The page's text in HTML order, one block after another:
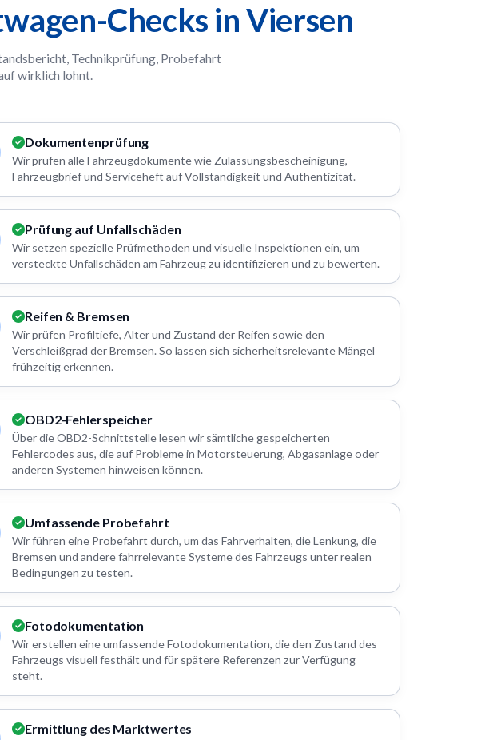
Checks in Viersen
Technikprüfung, Probefahrt
wirklich lohnt.
Dokumentenprüfung
Wir prüfen alle Fahrzeugdokumente wie Zulassungsbescheinigung,
Fahrzeugbrief und Serviceheft auf Vollständigkeit und Authentizität.
Prüfung auf Unfallschäden
Wir setzen spezielle Prüfmethoden und visuelle Inspektionen ein, um
versteckte Unfallschäden am Fahrzeug zu identifizieren und zu bewerten.
Reifen & Bremsen
Wir prüfen Profiltiefe, Alter und Zustand der Reifen sowie den
Verschleißgrad der Bremsen. So lassen sich sicherheitsrelevante Mängel
frühzeitig erkennen.
OBD2-Fehlerspeicher
Über die OBD2-Schnittstelle lesen wir sämtliche gespeicherten
Fehlercodes aus, die auf Probleme in Motorsteuerung, Abgasanlage oder
anderen Systemen hinweisen können.
Umfassende Probefahrt
Wir führen eine Probefahrt durch, um das Fahrverhalten, die Lenkung, die
Bremsen und andere fahrrelevante Systeme des Fahrzeugs unter realen
Bedingungen zu testen.
Fotodokumentation
Wir erstellen eine umfassende Fotodokumentation, die den Zustand des
Fahrzeugs visuell festhält und für spätere Referenzen zur Verfügung
steht.
Ermittlung des Marktwertes